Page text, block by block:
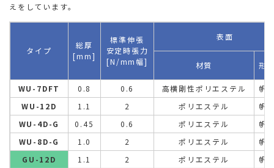
えをしています。
タイプ
総厚
[mm]
標準伸張
安定時張力
[N/mm幅]
表面
材質 形
WU-7DFT 0.8 0.6 高横剛性ポリエステル
帆
WU-12D
1.1 2 ポリエステル
帆
WU-4D-G
0.45 0.6 ポリエステル
帆
WU-8D-G
1.0 2 ポリエステル
帆
GU-12D
1.1 2 ポリエステル
帆